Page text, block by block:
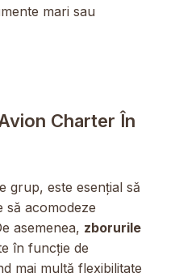
mari sau
Charter În
grup, este esențial să
să acomodeze
asemenea, zborurile
în funcție de
mai multă flexibilitate